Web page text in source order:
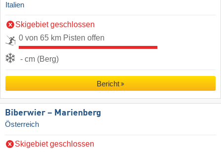
Italien
Skigebiet geschlossen
0 von 65 km Pisten offen
- cm (Berg)
Bericht
Biberwier – Marienberg
Österreich
Skigebiet geschlossen